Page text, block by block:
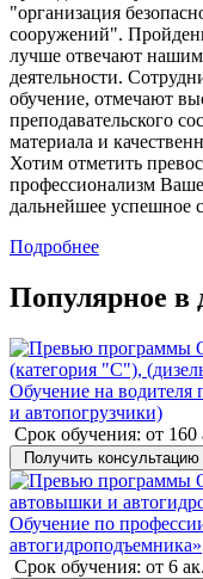
"организация
сооружений".
лучше отвечают
деятельности.
обучение, отмечают
преподавательского
материала и
Хотим отметить
профессионализм
дальнейшее успешное
Подробнее
Популярное в
Обучение на водителя
и автопогрузчики)
Срок обучения: от 160
Получить консультацию
Обучение по
автогидроподъемника»
Срок обучения: от 6